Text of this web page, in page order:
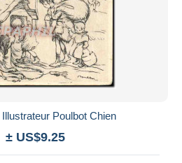
Poulbot Chien
± US$9.25